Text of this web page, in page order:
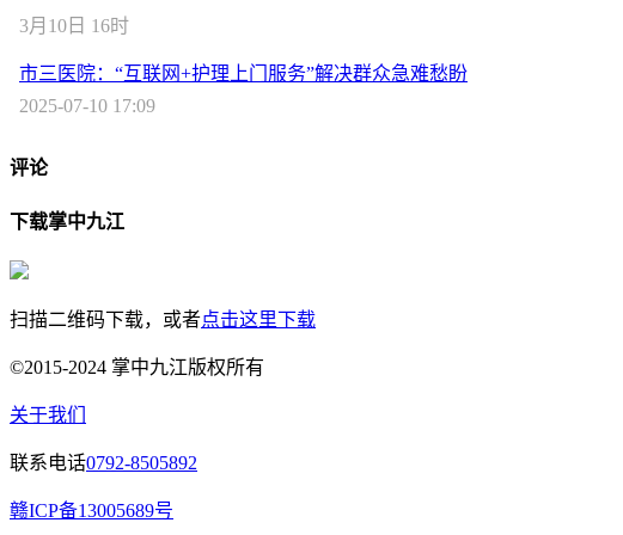
3月10日 16时
市三医院：“互联网+护理上门服务”解决群众急难愁盼
2025-07-10 17:09
评论
下载掌中九江
扫描二维码下载，或者点击这里下载
©2015-2024 掌中九江版权所有
关于我们
联系电话0792-8505892
赣ICP备13005689号